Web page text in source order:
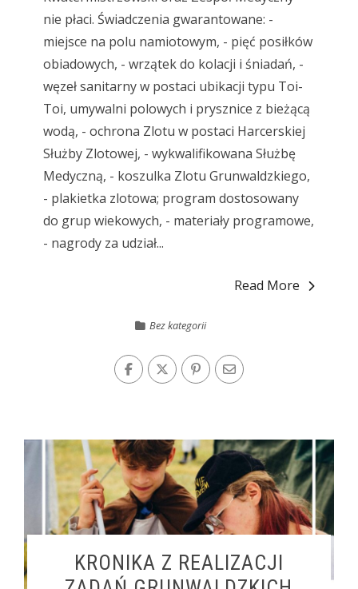
nie płaci. Świadczenia gwarantowane: -
miejsce na polu namiotowym, - pięć posiłków
obiadowych, - wrzątek do kolacji i śniadań, -
węzeł sanitarny w postaci ubikacji typu Toi-
Toi, umywalni polowych i prysznice z bieżącą
wodą, - ochrona Zlotu w postaci Harcerskiej
Służby Zlotowej, - wykwalifikowana Służbę
Medyczną, - koszulka Zlotu Grunwaldzkiego,
- plakietka zlotowa; program dostosowany
do grup wiekowych, - materiały programowe,
- nagrody za udział...
Read More
Bez kategorii
KRONIKA Z REALIZACJI